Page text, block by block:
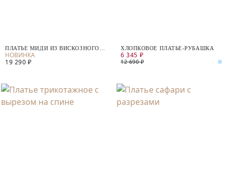
ПЛАТЬЕ МИДИ ИЗ ВИСКОЗНОГО
ТРИКОТАЖА
19 290 ₽
ХЛОПКОВОЕ ПЛАТЬЕ-РУБАШКА
6 345 ₽
12 690 ₽